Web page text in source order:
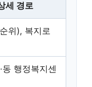
세 경로
위), 복지로
동 행정복지센